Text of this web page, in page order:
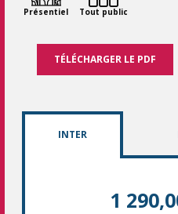
Présentiel Tout public
TÉLÉCHARGER LE PDF
INTER
1